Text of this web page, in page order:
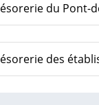
du Pont-
des